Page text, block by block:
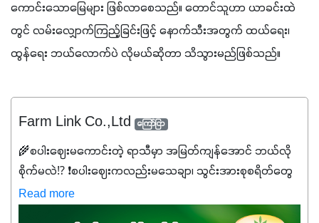
ကောင်းသောမြေများ ဖြစ်လာစေသည်။ တောင်သူဟာ ယာခင်းထဲ
တွင် လမ်းလျှောက်ကြည့်ခြင်းဖြင့် နောက်သီးအတွက် ထယ်ရေး၊
ထွန်ရေး ဘယ်လောက်ပဲ လိုမယ်ဆိုတာ သိသွားမည်ဖြစ်သည်။
Farm Link Co.,Ltd ကြော်ငြာ
🌾စပါးဈေးမကောင်းတဲ့ ရာသီမှာ အမြတ်ကျန်အောင် ဘယ်လို
စိုက်မလဲ⁉️ ❗စပါးဈေးကလည်းမသေချာ၊ သွင်းအားစုစရိတ်တွေ
ကလည်း တက်နေတဲ့ဒီလိုအချိန်မှာ သွင်းအားစုဖိုးကို လျှော့ချပြီး
အထွက်နှုန်းကို ထိန်းထားနိုင်မှ ဦးကြီးတို့ အဆင်ပြေမှာနော် ✔️ဒါ
Read more